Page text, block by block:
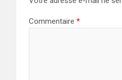
Commentaire *